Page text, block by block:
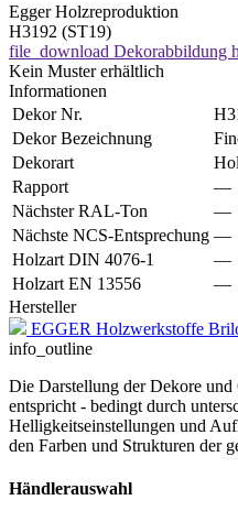
Egger Holzreproduktion
H3192 (ST19)
file_download Dekorabbildung
Kein Muster erhältlich
Informationen
Dekor Nr.
Dekor Bezeichnung
Dekorart
Rapport
—
Nächster RAL-Ton
—
Nächste NCS-Entsprechung —
Holzart DIN 4076-1
—
Holzart EN 13556
—
Hersteller
EGGER Holzwerkstoffe
info_outline
Die Darstellung der Dekore
entspricht - bedingt durch
Helligkeitseinstellungen und
den Farben und Strukturen der
Händlerauswahl